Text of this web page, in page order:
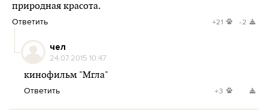
природная красота.
Ответить +21 -2
чел
24.07.2015 10:47
кинофильм "Мгла"
Ответить +3